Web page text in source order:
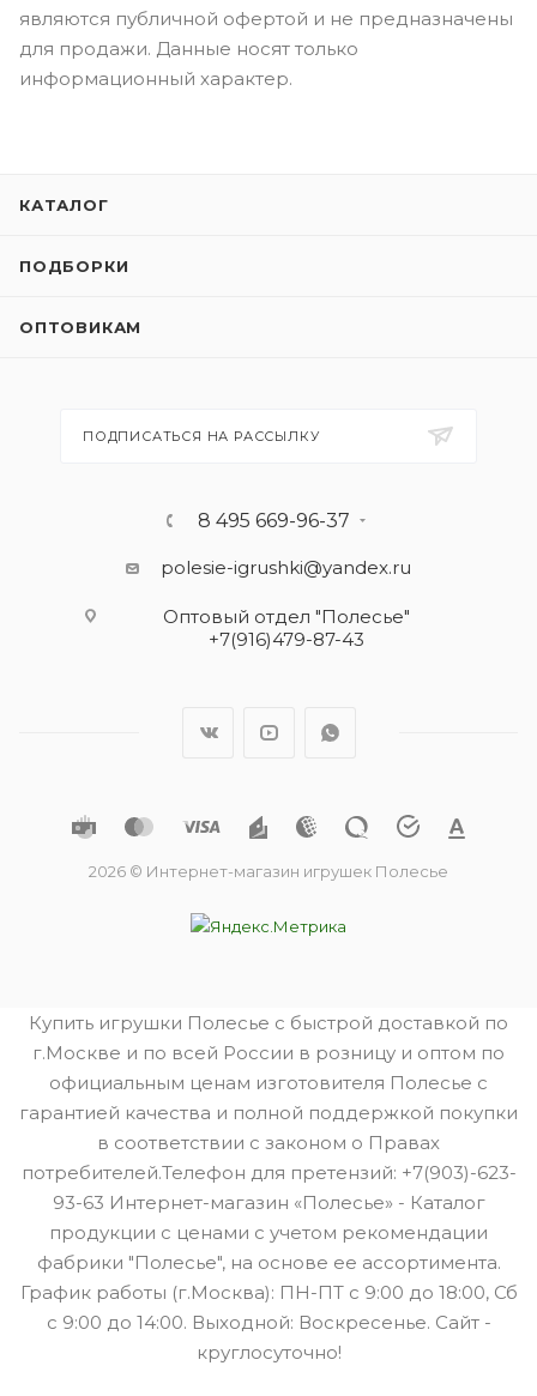
являются публичной офертой и не предназначены
для продажи. Данные носят только
информационный характер.
КАТАЛОГ
ПОДБОРКИ
ОПТОВИКАМ
ПОДПИСАТЬСЯ НА РАССЫЛКУ
8 495 669-96-37
polesie-igrushki@yandex.ru
Оптовый отдел "Полесье"
+7(916)479-87-43
2026 © Интернет-магазин игрушек Полесье
Купить игрушки Полесье с быстрой доставкой по
г.Москве и по всей России в розницу и оптом по
официальным ценам изготовителя Полесье с
гарантией качества и полной поддержкой покупки
в соответствии с законом о Правах
потребителей.Телефон для претензий: +7(903)-623-
93-63 Интернет-магазин «Полесье» - Каталог
продукции с ценами с учетом рекомендации
фабрики "Полесье", на основе ее ассортимента.
График работы (г.Москва): ПН-ПТ с 9:00 до 18:00, Сб
с 9:00 до 14:00. Выходной: Воскресенье. Сайт -
круглосуточно!